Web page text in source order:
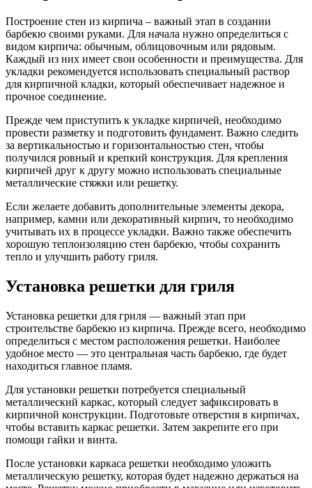
Построение стен из кирпича – важный этап в создании
барбекю своими руками. Для начала нужно определиться с
видом кирпича: обычным, облицовочным или рядовым.
Каждый из них имеет свои особенности и преимущества. Для
укладки рекомендуется использовать специальный раствор
для кирпичной кладки, который обеспечивает надежное и
прочное соединение.
Прежде чем приступить к укладке кирпичей, необходимо
провести разметку и подготовить фундамент. Важно следить
за вертикальностью и горизонтальностью стен, чтобы
получился ровный и крепкий конструкция. Для крепления
кирпичей друг к другу можно использовать специальные
металлические стяжки или решетку.
Если желаете добавить дополнительные элементы декора,
например, камни или декоративный кирпич, то необходимо
учитывать их в процессе укладки. Важно также обеспечить
хорошую теплоизоляцию стен барбекю, чтобы сохранить
тепло и улучшить работу гриля.
Установка решетки для гриля
Установка решетки для гриля — важный этап при
строительстве барбекю из кирпича. Прежде всего, необходимо
определиться с местом расположения решетки. Наиболее
удобное место — это центральная часть барбекю, где будет
находиться главное пламя.
Для установки решетки потребуется специальный
металлический каркас, который следует зафиксировать в
кирпичной конструкции. Подготовьте отверстия в кирпичах,
чтобы вставить каркас решетки. Затем закрепите его при
помощи гайки и винта.
После установки каркаса решетки необходимо уложить
металлическую решетку, которая будет надежно держаться на